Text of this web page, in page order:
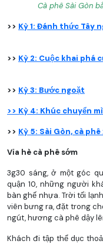
Cà phê Sài Gòn
>> Kỳ 1: Đánh thức Tây
>> Kỳ 2: Cuộc khai phá
>> Kỳ 3: Bước ngoặt
>> Kỳ 4: Khúc chuyển
>> Kỳ 5: Sài Gòn, cà phê
Vỉa hè cà phê sớm
3g30 sáng, ở một góc
quận 10, những người
bàn ghế nhựa. Trời tối
viên bưng ra, đặt trong
ngút, hương cà phê dậy
Khách đi tập thể dục